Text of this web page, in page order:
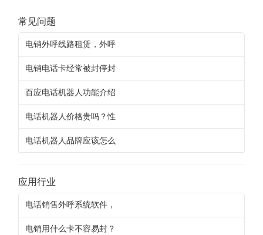
常见问题
电销外呼线路租赁，外呼
电销电话卡经常被封停封
百应电话机器人功能介绍
电话机器人价格贵吗？性
电话机器人品牌应该怎么
应用行业
电话销售外呼系统软件，
电销用什么卡不容易封？